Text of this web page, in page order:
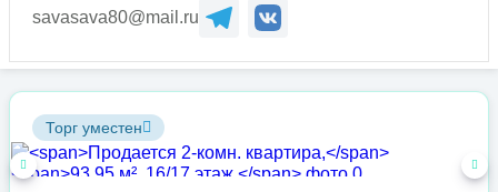
savasava80@mail.ru
Торг уместен